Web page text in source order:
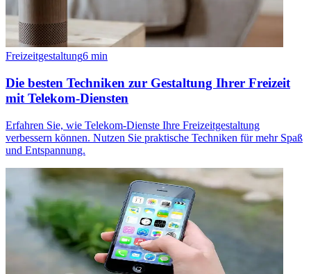
Freizeitgestaltung6 min
Die besten Techniken zur Gestaltung Ihrer Freizeit
mit Telekom-Diensten
Erfahren Sie, wie Telekom-Dienste Ihre Freizeitgestaltung
verbessern können. Nutzen Sie praktische Techniken für mehr Spaß
und Entspannung.